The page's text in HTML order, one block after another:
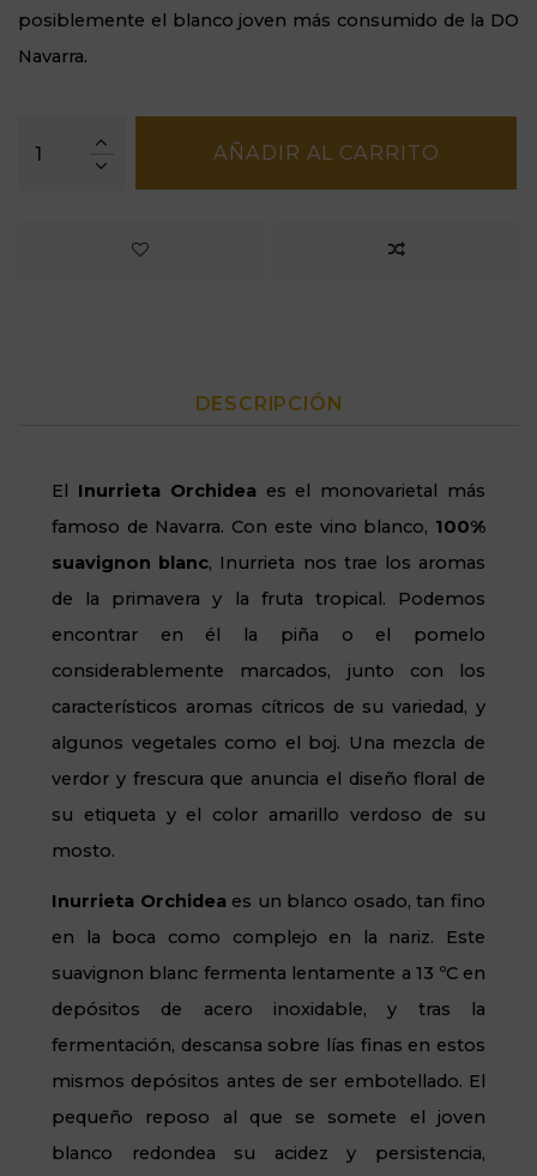
posiblemente el blanco joven más consumido de la DO
Navarra.
AÑADIR AL CARRITO
DESCRIPCIÓN
El Inurrieta Orchideaes el monovarietal más
famoso de Navarra. Con este vino blanco, 100%
suavignon blanc, Inurrieta nos trae los aromas
de la primavera y la fruta tropical. Podemos
encontrar en él la piña o el pomelo
considerablemente marcados, junto con los
característicos aromas cítricos de su variedad, y
algunos vegetales como el boj. Una mezcla de
verdor y frescura que anuncia el diseño floral de
su etiqueta y el color amarillo verdoso de su
mosto.
Inurrieta Orchideaes un blanco osado, tan fino
en la boca como complejo en la nariz. Este
suavignon blanc fermenta lentamente a 13 ºC en
depósitos de acero inoxidable, y tras la
fermentación, descansa sobre lías finas en estos
mismos depósitos antes de ser embotellado. El
pequeño reposo al que se somete el joven
blanco redondea su acidez y persistencia,